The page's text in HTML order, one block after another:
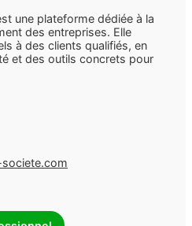
une plateforme dédiée à la
des entreprises. Elle
à des clients qualifiés, en
et des outils concrets pour